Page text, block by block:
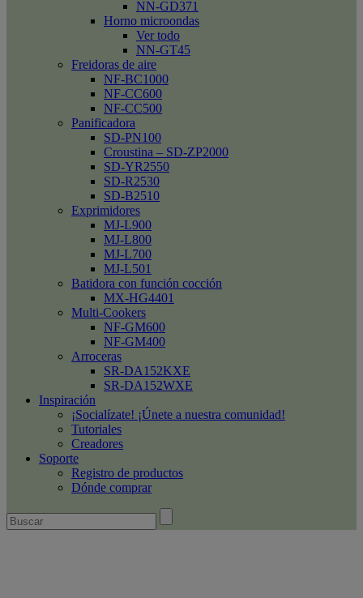
NN-GD371
Horno microondas
Ver todo
NN-GT45
Freidoras de aire
NF-BC1000
NF-CC600
NF-CC500
Panificadora
SD-PN100
Croustina – SD-ZP2000
SD-YR2550
SD-R2530
SD-B2510
Exprimidores
MJ-L900
MJ-L800
MJ-L700
MJ-L501
Batidora con función cocción
MX-HG4401
Multi-Cookers
NF-GM600
NF-GM400
Arroceras
SR-DA152KXE
SR-DA152WXE
Inspiración
¡Socialízate! ¡Únete a nuestra comunidad!
Tutoriales
Creadores
Soporte
Registro de productos
Dónde comprar